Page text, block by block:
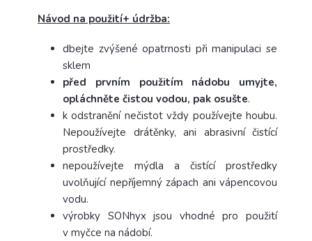
Návod na použití+ údržba:
dbejte zvýšené opatrnosti při manipulaci se
sklem
před prvním použitím nádobu umyjte,
opláchněte čistou vodou, pak osušte.
k odstranění nečistot vždy používejte houbu.
Nepoužívejte drátěnky, ani abrasivní čistící
prostředky.
nepoužívejte mýdla a čistící prostředky
uvolňující nepříjemný zápach ani vápencovou
vodu.
výrobky SONhyx jsou vhodné pro použití
v myčce na nádobí.